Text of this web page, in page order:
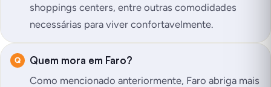
shoppings centers, entre outras comodidades
necessárias para viver confortavelmente.
Quem mora em Faro?
Como mencionado anteriormente, Faro abriga mais